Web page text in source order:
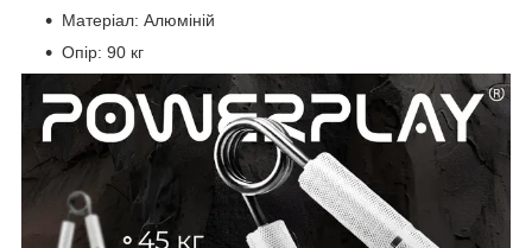
Матеріал: Алюміній
Опір: 90 кг